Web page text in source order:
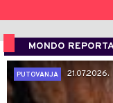
MONDO
PUTOVANJA
21.07.2026.